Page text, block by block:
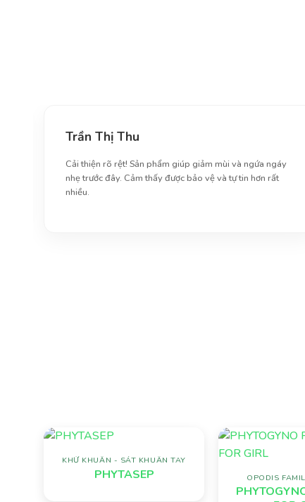
Trần Thị Thu
Cải thiện rõ rệt! Sản phẩm giúp giảm mùi và ngứa ngáy
nhẹ trước đây. Cảm thấy được bảo vệ và tự tin hơn rất
nhiều.
Add to
KHỬ KHUẨN - SÁT KHUẨN TAY
PHYTASEP OPODIS